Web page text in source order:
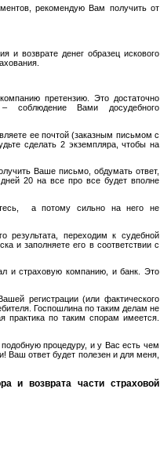
рекомендую Вам получить от
и возврате денег образец искового
претензию. Это достаточно
соблюдение Вами досудебного
ее почтой (заказным письмом с
сделать 2 экземпляра, чтобы на
Ваше письмо, обдумать ответ,
20 на все про все будет вполне
а потому сильно на него не
результата, переходим к судебной
и заполняете его в соответствии с
и страховую компанию, и банк. Это
регистрации (или фактического
Госпошлина по таким делам не
практика по таким спорам имеется.
процедуру, и у Вас есть чем
Ваш ответ будет полезен и для меня,
и возврата части страховой